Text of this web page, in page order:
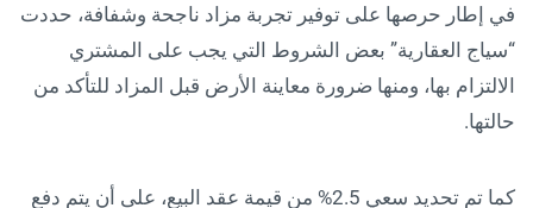
في إطار حرصها على توفير تجربة مزاد ناجحة وشفافة، حددت
“سياج العقارية” بعض الشروط التي يجب على المشتري
الالتزام بها، ومنها ضرورة معاينة الأرض قبل المزاد للتأكد من
حالتها.
كما تم تحديد سعي 2.5% من قيمة عقد البيع، على أن يتم دفع